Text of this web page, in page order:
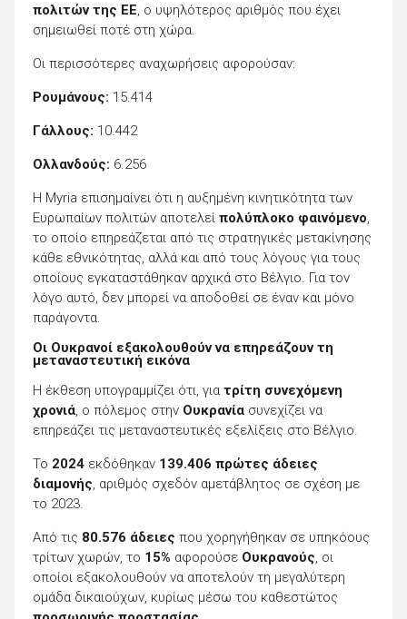
πολιτών της ΕΕ, ο υψηλότερος αριθμός που έχει
σημειωθεί ποτέ στη χώρα.
Οι περισσότερες αναχωρήσεις αφορούσαν:
Ρουμάνους: 15.414
Γάλλους: 10.442
Ολλανδούς: 6.256
Η Myria επισημαίνει ότι η αυξημένη κινητικότητα των
Ευρωπαίων πολιτών αποτελεί πολύπλοκο φαινόμενο,
το οποίο επηρεάζεται από τις στρατηγικές μετακίνησης
κάθε εθνικότητας, αλλά και από τους λόγους για τους
οποίους εγκαταστάθηκαν αρχικά στο Βέλγιο. Για τον
λόγο αυτό, δεν μπορεί να αποδοθεί σε έναν και μόνο
παράγοντα.
Οι Ουκρανοί εξακολουθούν να επηρεάζουν τη
μεταναστευτική εικόνα
Η έκθεση υπογραμμίζει ότι, για τρίτη συνεχόμενη
χρονιά, ο πόλεμος στην Ουκρανία συνεχίζει να
επηρεάζει τις μεταναστευτικές εξελίξεις στο Βέλγιο.
Το 2024 εκδόθηκαν 139.406 πρώτες άδειες
διαμονής, αριθμός σχεδόν αμετάβλητος σε σχέση με
το 2023.
Από τις 80.576 άδειες που χορηγήθηκαν σε υπηκόους
τρίτων χωρών, το 15% αφορούσε Ουκρανούς, οι
οποίοι εξακολουθούν να αποτελούν τη μεγαλύτερη
ομάδα δικαιούχων, κυρίως μέσω του καθεστώτος